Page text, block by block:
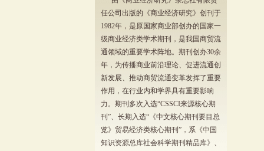
任公司出版的《商业经济研究》创刊于
1982年，是原国家商业部创办的国家一
级商业经济类学术期刊，是我国商贸流
通领域的重要学术阵地。期刊创办30余
年，为传播商业前沿理论、促进流通创
新发展、推动商贸流通变革发挥了重要
作用，在行业内和学界具有重要影响
力。期刊多次入选“CSSCI来源核心期
刊”、长期入选“《中文核心期刊要目总
览》贸易经济类核心期刊”，系《中国
知识资源总库社会科学期刊精品库》、